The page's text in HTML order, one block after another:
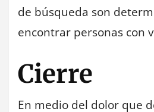
de búsqueda son
encontrar personas con
Cierre
En medio del dolor que